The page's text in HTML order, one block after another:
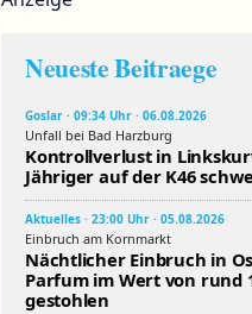
Neueste Beitraege
Goslar · 09:34 Uhr · 06.08.2026
Unfall bei Bad Harzburg
Kontrollverlust in
Jähriger auf der K46
Aktuelles · 23:00 Uhr · 05.08.2026
Einbruch am Kornmarkt
Nächtlicher Einbruch in
Parfum im Wert von rund
gestohlen